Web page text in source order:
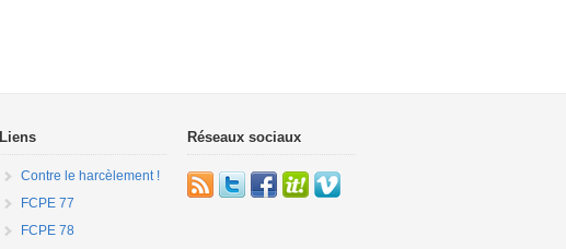
Liens
Contre le harcèlement !
FCPE 77
FCPE 78
Réseaux sociaux